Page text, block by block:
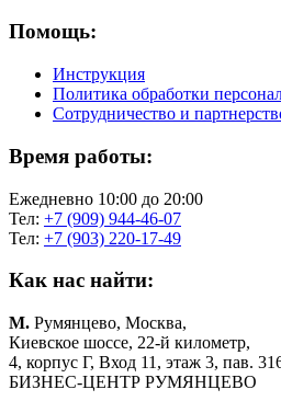
Помощь:
Инструкция
Политика обработки
Сотрудничество и
Время работы:
Ежедневно 10:00 до 20:00
Тел: +7 (909) 944-46-07
Тел: +7 (903) 220-17-49
Как нас найти:
М. Румянцево, Москва,
Киевское шоссе, 22-й километр,
4, корпус Г, Вход 11, этаж 3, пав.
БИЗНЕС-ЦЕНТР РУМЯНЦЕВО